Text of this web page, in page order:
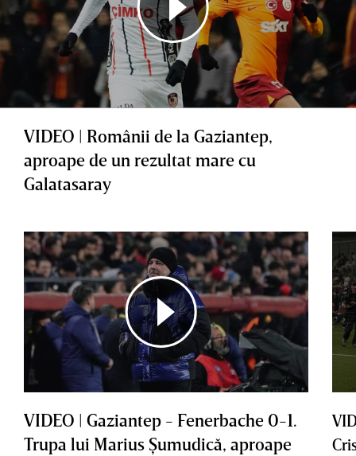
VIDEO | Românii de la Gaziantep,
aproape de un rezultat mare cu
Galatasaray
VIDEO | Gaziantep - Fenerbache 0-1.
Trupa lui Marius Şumudică, aproape